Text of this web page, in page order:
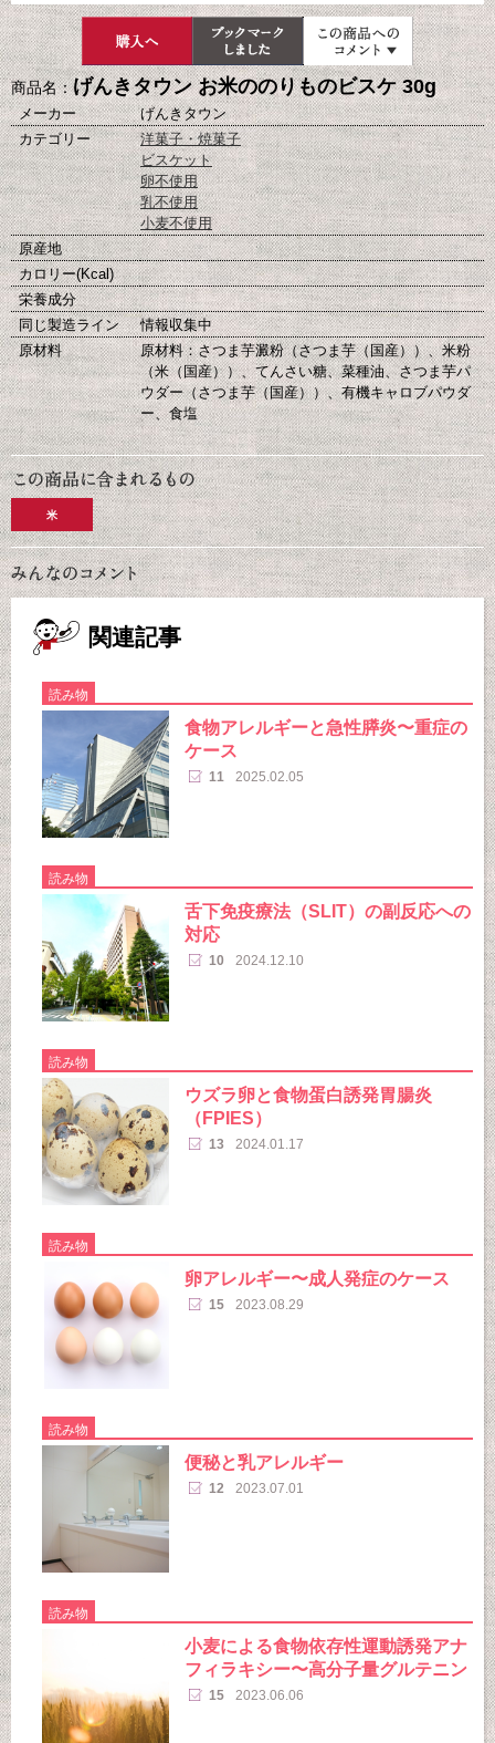
商品名：げんきタウン お米ののりものビスケ 30g
メーカー
げんきタウン
カテゴリー
洋菓子・焼菓子
ビスケット
卵不使用
乳不使用
小麦不使用
原産地
カロリー(Kcal)
栄養成分
同じ製造ライン
情報収集中
原材料
原材料：さつま芋澱粉（さつま芋（国産））、米粉
（米（国産））、てんさい糖、菜種油、さつま芋パ
ウダー（さつま芋（国産））、有機キャロブパウダ
ー、食塩
米
関連記事
読み物
食物アレルギーと急性膵炎〜重症の
ケース
11 2025.02.05
読み物
舌下免疫療法（SLIT）の副反応への
対応
10 2024.12.10
読み物
ウズラ卵と食物蛋白誘発胃腸炎
（FPIES）
13 2024.01.17
読み物
卵アレルギー〜成人発症のケース
15 2023.08.29
読み物
便秘と乳アレルギー
12 2023.07.01
読み物
小麦による食物依存性運動誘発アナ
フィラキシー〜高分子量グルテニン
15 2023.06.06